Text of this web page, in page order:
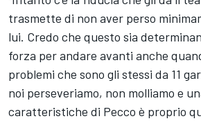
trasmette di non aver perso
lui. Credo che questo sia
forza per andare avanti anche
problemi che sono gli stessi da 11
noi perseveriamo, non molliamo e
caratteristiche di Pecco è proprio